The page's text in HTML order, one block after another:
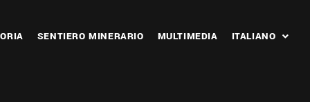
SENTIERO MINERARIO MULTIMEDIA ITALIANO